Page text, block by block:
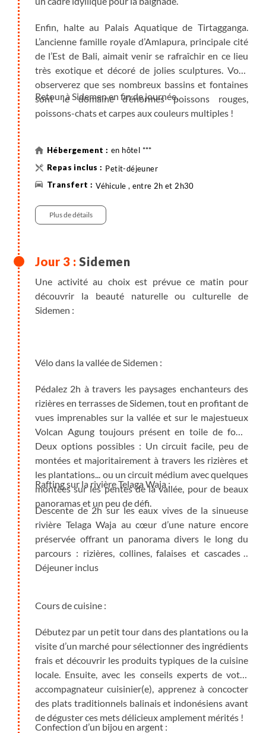
Enfin, halte au Palais Aquatique de Tirtagganga.
L’ancienne famille royale d’Amlapura, principale cité
de l’Est de Bali, aimait venir se rafraîchir en ce lieu
très exotique et décoré de jolies sculptures. Vous
observerez que ses nombreux bassins et fontaines
sont le domaine d’énormes poissons rouges,
poissons-chats et carpes aux couleurs multiples !
Retour à Sidemen en fin de journée.
en hôtel ***
Petit-déjeuner
Véhicule , entre 2h et 2h30
Plus de détails
Sidemen
Une activité au choix est prévue ce matin pour
découvrir la beauté naturelle ou culturelle de
Sidemen :
Vélo dans la vallée de Sidemen :
Pédalez 2h à travers les paysages enchanteurs des
rizières en terrasses de Sidemen, tout en profitant de
vues imprenables sur la vallée et sur le majestueux
Volcan Agung toujours présent en toile de fond.
Deux options possibles : Un circuit facile, peu de
montées et majoritairement à travers les rizières et
les plantations... ou un circuit médium avec quelques
montées sur les pentes de la vallée, pour de beaux
panoramas et un peu de défi.
Rafting sur la rivière Telaga Waja :
Descente de 2h sur les eaux vives de la sinueuse
rivière Telaga Waja au cœur d’une nature encore
préservée offrant un panorama divers le long du
parcours : rizières, collines, falaises et cascades !
Déjeuner inclus
Cours de cuisine :
Débutez par un petit tour dans des plantations ou la
visite d’un marché pour sélectionner des ingrédients
frais et découvrir les produits typiques de la cuisine
locale. Ensuite, avec les conseils experts de votre
accompagnateur cuisinier(e), apprenez à concocter
des plats traditionnels balinais et indonésiens avant
de déguster ces mets délicieux amplement mérités !
Confection d’un bijou en argent :